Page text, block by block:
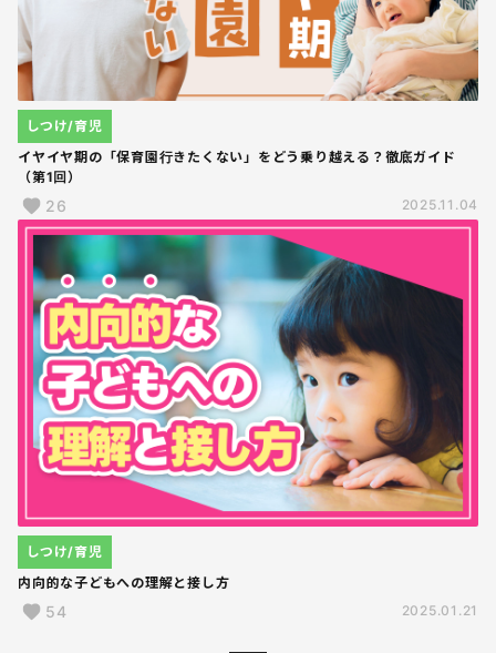
イヤイヤ期の「保育園行きたくない」をどう乗り越える？徹底ガイド
（第1回）
しつけ/育児
26 2025.11.04
内向的な子どもへの理解と接し方
しつけ/育児
54 2025.01.21